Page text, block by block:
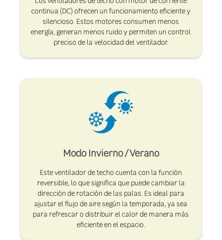
continua (DC) ofrecen un funcionamiento eficiente y
silencioso. Estos motores consumen menos
energía, generan menos ruido y permiten un control
preciso de la velocidad del ventilador.
Modo Invierno / Verano
Este ventilador de techo cuenta con la función
reversible, lo que significa que puede cambiar la
dirección de rotación de las palas. Es ideal para
ajustar el flujo de aire según la temporada, ya sea
para refrescar o distribuir el calor de manera más
eficiente en el espacio.